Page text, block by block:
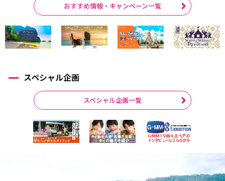
おすすめ情報・キャンペーン一覧
スペシャル企画
スペシャル企画一覧